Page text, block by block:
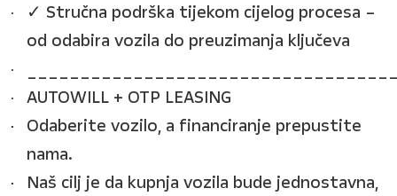
✓ Stručna podrška tijekom cijelog procesa –
od odabira vozila do preuzimanja ključeva
AUTOWILL + OTP LEASING
Odaberite vozilo, a financiranje prepustite
nama.
Naš cilj je da kupnja vozila bude jednostavna,